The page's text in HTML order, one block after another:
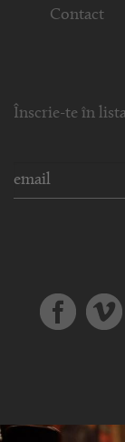
Contact
Înscrie-te în